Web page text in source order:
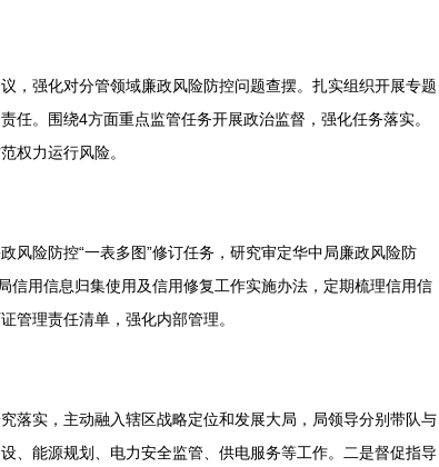
，强化对分管领域廉政风险防控问题查摆。扎实组织开展专题
。围绕4方面重点监管任务开展政治监督，强化任务落实。
权力运行风险。
风险防控“一表多图”修订任务，研究审定华中局廉政风险防
信用信息归集使用及信用修复工作实施办法，定期梳理信用信
管理责任清单，强化内部管理。
落实，主动融入辖区战略定位和发展大局，局领导分别带队与
、能源规划、电力安全监管、供电服务等工作。二是督促指导